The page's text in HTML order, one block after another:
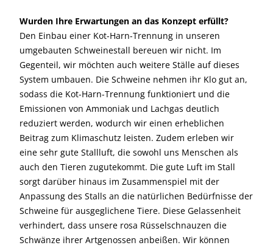
Wurden Ihre Erwartungen an das Konzept erfüllt?
Den Einbau einer Kot-Harn-Trennung in unseren
umgebauten Schweinestall bereuen wir nicht. Im
Gegenteil, wir möchten auch weitere Ställe auf dieses
System umbauen. Die Schweine nehmen ihr Klo gut an,
sodass die Kot-Harn-Trennung funktioniert und die
Emissionen von Ammoniak und Lachgas deutlich
reduziert werden, wodurch wir einen erheblichen
Beitrag zum Klimaschutz leisten. Zudem erleben wir
eine sehr gute Stallluft, die sowohl uns Menschen als
auch den Tieren zugutekommt. Die gute Luft im Stall
sorgt darüber hinaus im Zusammenspiel mit der
Anpassung des Stalls an die natürlichen Bedürfnisse der
Schweine für ausgeglichene Tiere. Diese Gelassenheit
verhindert, dass unsere rosa Rüsselschnauzen die
Schwänze ihrer Artgenossen anbeißen. Wir können